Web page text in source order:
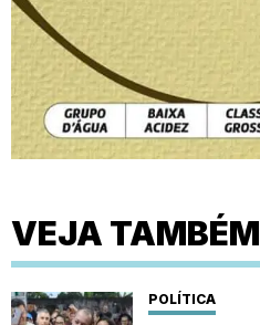
VEJA TAMBÉM
POLÍTICA